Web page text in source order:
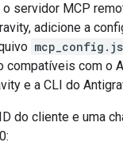
o servidor MCP
adicione a
compatíveis com o
e a CLI do
do cliente e uma